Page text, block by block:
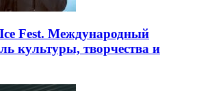
Fest. Международный
культуры, творчества и